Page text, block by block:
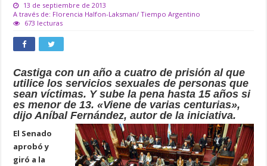
13 de septiembre de 2013
A través de: Florencia Halfon-Laksman/ Tiempo Argentino
673 lecturas
Castiga con un año a cuatro de prisión al que
utilice los servicios sexuales de personas que
sean víctimas. Y sube la pena hasta 15 años si
es menor de 13. «Viene de varias centurias»,
dijo Aníbal Fernández, autor de la iniciativa.
El Senado
aprobó y
giró a la